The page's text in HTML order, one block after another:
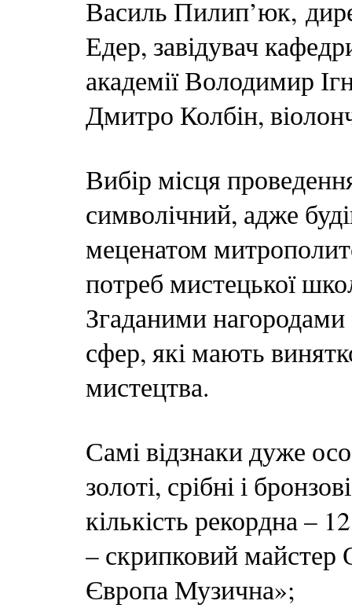
Василь Пилип’юк,
Едер, завідувач
академії Володимир
Дмитро Колбін,
Вибір місця
символічний, адже
меценатом
потреб мистецької
Згаданими нагородами
сфер, які мають
мистецтва.
Самі відзнаки дуже
золоті, срібні і
кількість рекордна –
– скрипковий
Європа Музична»;